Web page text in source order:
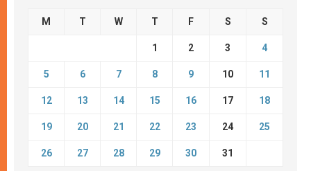
M T W T F S S
1 2 3 4
5 6 7 8 9 10 11
12 13 14 15 16 17 18
19 20 21 22 23 24 25
26 27 28 29 30 31